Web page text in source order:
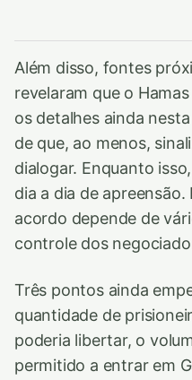
Além disso, fontes
revelaram que o
os detalhes ainda
de que, ao menos,
dialogar. Enquanto
dia a dia de
acordo depende de
controle dos
Três pontos ainda
quantidade de
poderia libertar, o
permitido a entrar em